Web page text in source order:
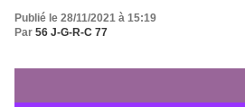
Publié le 28/11/2021 à 15:19
Par 56 J-G-R-C 77